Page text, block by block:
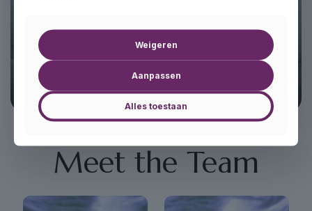
Altijd met een
glimlach naar buiten
Maak een afspraak
Meet the Team
Weigeren
Aanpassen
Alles toestaan